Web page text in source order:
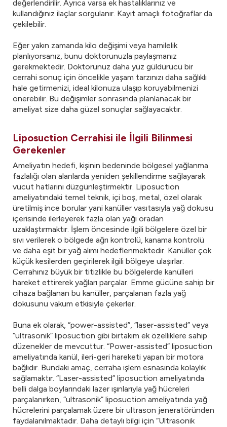
değerlendirilir. Ayrıca varsa ek hastalıklarınız ve
kullandığınız ilaçlar sorgulanır. Kayıt amaçlı fotoğraflar da
çekilebilir.
Eğer yakın zamanda kilo değişimi veya hamilelik
planlıyorsanız, bunu doktorunuzla paylaşmanız
gerekmektedir. Doktorunuz daha yüz güldürücü bir
cerrahi sonuç için öncelikle yaşam tarzınızı daha sağlıklı
hale getirmenizi, ideal kilonuza ulaşıp koruyabilmenizi
önerebilir. Bu değişimler sonrasında planlanacak bir
ameliyat size daha güzel sonuçlar sağlayacaktır.
Liposuction Cerrahisi ile İlgili Bilinmesi
Gerekenler
Ameliyatın hedefi, kişinin bedeninde bölgesel yağlanma
fazlalığı olan alanlarda yeniden şekillendirme sağlayarak
vücut hatlarını düzgünleştirmektir. Liposuction
ameliyatındaki temel teknik, içi boş, metal, özel olarak
üretilmiş ince borular yani kanüller vasıtasıyla yağ dokusu
içerisinde ilerleyerek fazla olan yağı oradan
uzaklaştırmaktır. İşlem öncesinde ilgili bölgelere özel bir
sıvı verilerek o bölgede ağrı kontrolü, kanama kontrolü
ve daha eşit bir yağ alımı hedeflenmektedir. Kanüller çok
küçük kesilerden geçirilerek ilgili bölgeye ulaşırlar.
Cerrahınız büyük bir titizlikle bu bölgelerde kanülleri
hareket ettirerek yağları parçalar. Emme gücüne sahip bir
cihaza bağlanan bu kanüller, parçalanan fazla yağ
dokusunu vakum etkisiyle çekerler.
Buna ek olarak, “power-assisted”, “laser-assisted” veya
“ultrasonik” liposuction gibi birtakım ek özelliklere sahip
düzenekler de mevcuttur. “Power-assisted” liposuction
ameliyatında kanül, ileri-geri hareketi yapan bir motora
bağlıdır. Bundaki amaç, cerraha işlem esnasında kolaylık
sağlamaktır. “Laser-assisted” liposuction ameliyatında
belli dalga boylarındaki lazer ışınlarıyla yağ hücreleri
parçalanırken, “ultrasonik” liposuction ameliyatında yağ
hücrelerini parçalamak üzere bir ultrason jeneratöründen
faydalanılmaktadır. Daha detaylı bilgi için “Ultrasonik